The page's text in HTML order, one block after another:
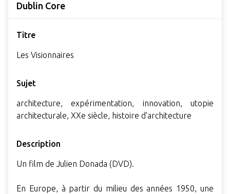
Dublin Core
Titre
Les Visionnaires
Sujet
architecture, expérimentation, innovation, utopie
architecturale, XXe siècle, histoire d'architecture
Description
Un film de Julien Donada (DVD).
En Europe, à partir du milieu des années 1950, une